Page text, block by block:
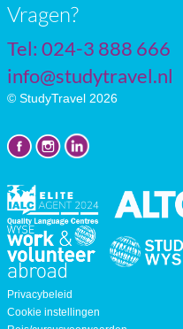
Vragen?
Tel: 024-3 888 666
info@studytravel.nl
© StudyTravel 2026
Privacybeleid
Cookie instellingen